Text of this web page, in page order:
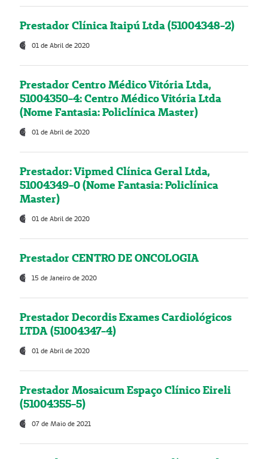
Prestador Clínica Itaipú Ltda (51004348-2)
01 de Abril de 2020
Prestador Centro Médico Vitória Ltda,
51004350-4: Centro Médico Vitória Ltda
(Nome Fantasia: Policlínica Master)
01 de Abril de 2020
Prestador: Vipmed Clínica Geral Ltda,
51004349-0 (Nome Fantasia: Policlínica
Master)
01 de Abril de 2020
Prestador CENTRO DE ONCOLOGIA
15 de Janeiro de 2020
Prestador Decordis Exames Cardiológicos
LTDA (51004347-4)
01 de Abril de 2020
Prestador Mosaicum Espaço Clínico Eireli
(51004355-5)
07 de Maio de 2021